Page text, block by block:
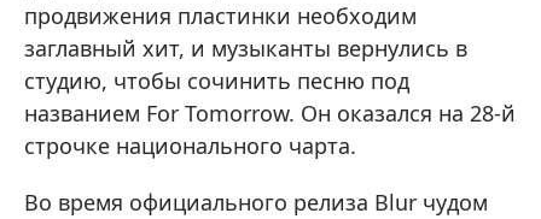
продвижения пластинки необходим
заглавный хит, и музыканты вернулись в
студию, чтобы сочинить песню под
названием For Tomorrow. Он оказался на 28-й
строчке национального чарта.
Во время официального релиза Blur чудом